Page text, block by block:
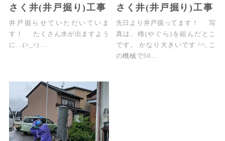
さく井(井戸掘り)工事
井戸掘らせていただいていま
す！ たくさん水が出ますよう
に…(>_<) …
さく井(井戸掘り)工事
先日より井戸掘ってます！ 写
真は、櫓(やぐら)を組んだとこ
です。 かなり大きいです ^^; こ
の機械で50…